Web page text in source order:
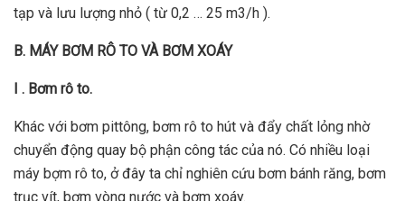
tạp và lưu lượng nhỏ ( từ 0,2 … 25 m3/h ).
B. MÁY BƠM RÔ TO VÀ BƠM XOÁY
I . Bơm rô to.
Khác với bơm pittông, bơm rô to hút và đẩy chất lỏng nhờ
chuyển động quay bộ phận công tác của nó. Có nhiều loại
máy bợm rô to, ở đây ta chỉ nghiên cứu bơm bánh răng, bơm
trục vít, bơm vòng nước và bơm xoáy.